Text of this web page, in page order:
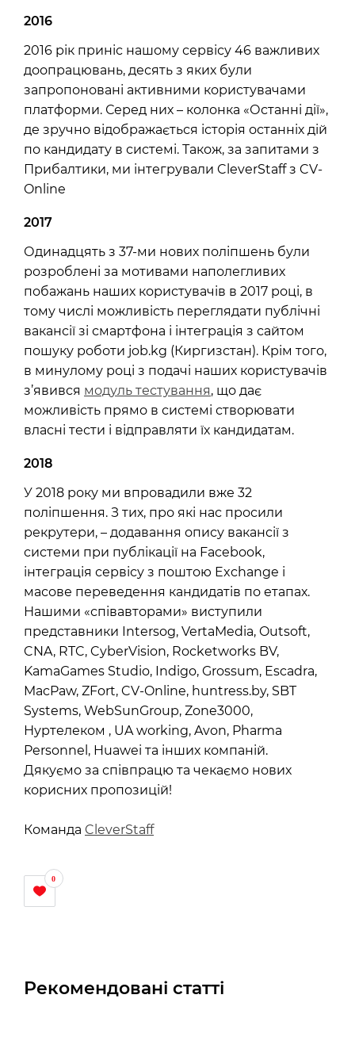
2016
2016 рік приніс нашому сервісу 46 важливих
доопрацювань, десять з яких були
запропоновані активними користувачами
платформи. Серед них – колонка «Останні дії»,
де зручно відображається історія останніх дій
по кандидату в системі. Також, за запитами з
Прибалтики, ми інтегрували CleverStaff з CV-
Online
2017
Одинадцять з 37-ми нових поліпшень були
розроблені за мотивами наполегливих
побажань наших користувачів в 2017 році, в
тому числі можливість переглядати публічні
вакансії зі смартфона і інтеграція з сайтом
пошуку роботи job.kg (Киргизстан). Крім того,
в минулому році з подачі наших користувачів
з’явився модуль тестування, що дає
можливість прямо в системі створювати
власні тести і відправляти їх кандидатам.
2018
У 2018 року ми впровадили вже 32
поліпшення. З тих, про які нас просили
рекрутери, – додавання опису вакансії з
системи при публікації на Facebook,
інтеграція сервісу з поштою Exchange і
масове переведення кандидатів по етапах.
Нашими «співавторами» виступили
представники Intersog, VertaMedia, Outsoft,
CNA, RTC, CyberVision, Rocketworks BV,
KamaGames Studio, Indigo, Grossum, Escadra,
MacPaw, ZFort, CV-Online, huntress.by, SBT
Systems, WebSunGroup, Zone3000,
Нуртелеком , UA working, Avon, Pharma
Personnel, Huawei та інших компаній.
Дякуємо за співпрацю та чекаємо нових
корисних пропозицій!
Команда CleverStaff
0
Рекомендовані статті